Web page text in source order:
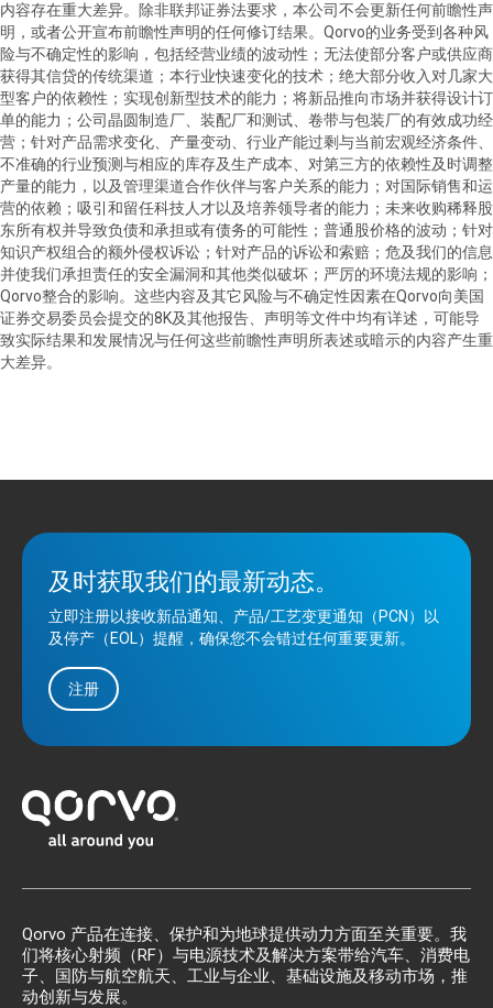
内容存在重大差异。除非联邦证券法要求，本公司不会更新任何前瞻性声
明，或者公开宣布前瞻性声明的任何修订结果。 Qorvo的业务受到各种风
险与不确定性的影响，包括经营业绩的波动性；无法使部分客户或供应商
获得其信贷的传统渠道；本行业快速变化的技术；绝大部分收入对几家大
型客户的依赖性；实现创新型技术的能力；将新品推向市场并获得设计订
单的能力；公司晶圆制造厂、装配厂和测试、卷带与包装厂的有效成功经
营；针对产品需求变化、产量变动、行业产能过剩与当前宏观经济条件、
不准确的行业预测与相应的库存及生产成本、对第三方的依赖性及时调整
产量的能力，以及管理渠道合作伙伴与客户关系的能力；对国际销售和运
营的依赖；吸引和留任科技人才以及培养领导者的能力；未来收购稀释股
东所有权并导致负债和承担或有债务的可能性；普通股价格的波动；针对
知识产权组合的额外侵权诉讼；针对产品的诉讼和索赔；危及我们的信息
并使我们承担责任的安全漏洞和其他类似破坏；严厉的环境法规的影响；
Qorvo整合的影响。这些内容及其它风险与不确定性因素在Qorvo向美国
证券交易委员会提交的8K及其他报告、声明等文件中均有详述，可能导
致实际结果和发展情况与任何这些前瞻性声明所表述或暗示的内容产生重
大差异。
及时获取我们的最新动态。
立即注册以接收新品通知、产品/工艺变更通知（PCN）以
及停产（EOL）提醒，确保您不会错过任何重要更新。
注册
Qorvo 产品在连接、保护和为地球提供动力方面至关重要。我
们将核心射频（RF）与电源技术及解决方案带给汽车、消费电
子、国防与航空航天、工业与企业、基础设施及移动市场，推
动创新与发展。